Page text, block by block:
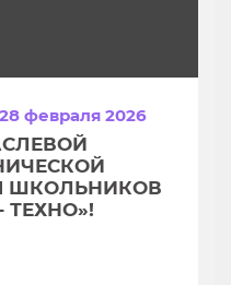
февраля 2026
ШКОЛЬНИКОВ
ТЕХНО»!